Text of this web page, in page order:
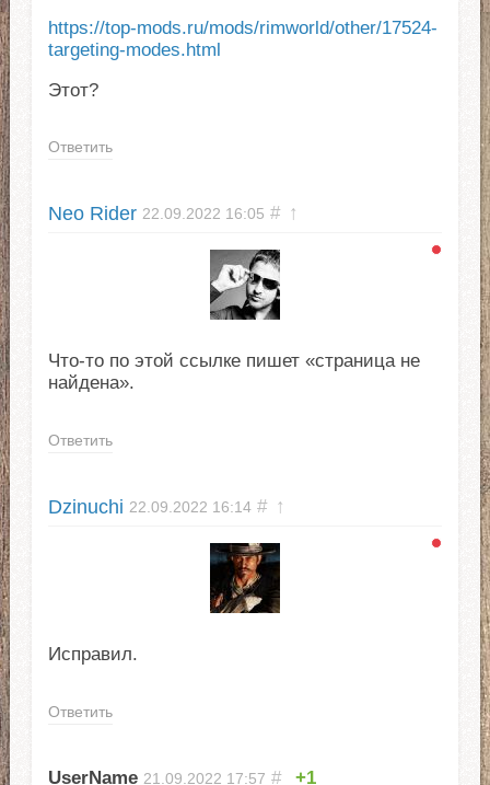
https://top-mods.ru/mods/rimworld/other/17524-
targeting-modes.html
Этот?
Ответить
Neo Rider 22.09.2022 16:05 # ↑
Что-то по этой ссылке пишет «страница не
найдена».
Ответить
Dzinuchi 22.09.2022 16:14 # ↑
Исправил.
Ответить
UserName 21.09.2022 17:57 # +1